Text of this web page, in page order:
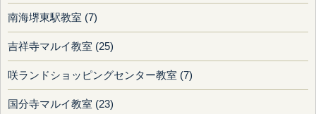
南海堺東駅教室 (7)
吉祥寺マルイ教室 (25)
咲ランドショッピングセンター教室 (7)
国分寺マルイ教室 (23)